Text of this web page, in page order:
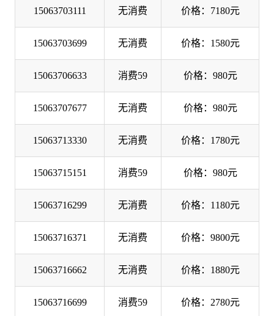
15063703111 无消费 价格：7180元
15063703699 无消费 价格：1580元
15063706633 消费59 价格：980元
15063707677 无消费 价格：980元
15063713330 无消费 价格：1780元
15063715151 消费59 价格：980元
15063716299 无消费 价格：1180元
15063716371 无消费 价格：9800元
15063716662 无消费 价格：1880元
15063716699 消费59 价格：2780元